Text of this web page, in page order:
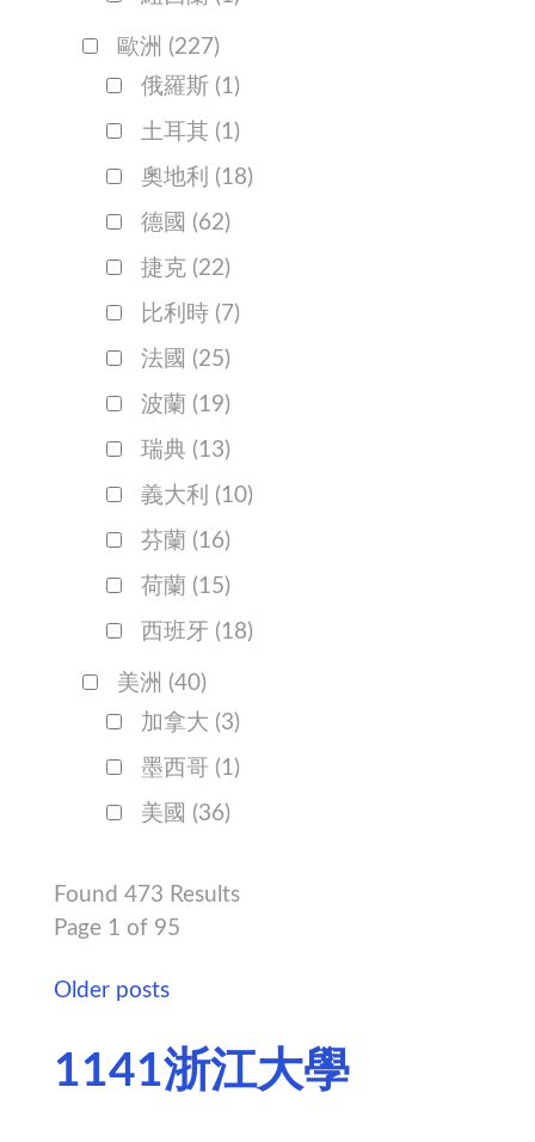
歐洲 (227)
俄羅斯 (1)
土耳其 (1)
奧地利 (18)
德國 (62)
捷克 (22)
比利時 (7)
法國 (25)
波蘭 (19)
瑞典 (13)
義大利 (10)
芬蘭 (16)
荷蘭 (15)
西班牙 (18)
美洲 (40)
加拿大 (3)
墨西哥 (1)
美國 (36)
Found 473 Results
Page 1 of 95
Older posts
1141浙江大學